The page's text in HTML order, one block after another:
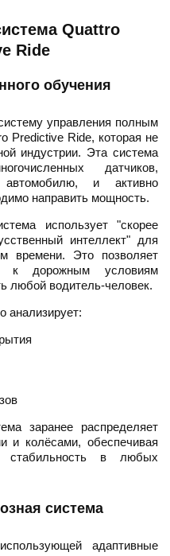
Quattro
Ride
обучения
управления полным
Predictive Ride, которая не
индустрии. Эта система
датчиков,
и активно
направить мощность.
использует "скорее
интеллект" для
времени. Это позволяет
к дорожным условиям
любой водитель-человек.
анализирует:
заранее распределяет
и колёсами, обеспечивая
стабильность в любых
система
адаптивные